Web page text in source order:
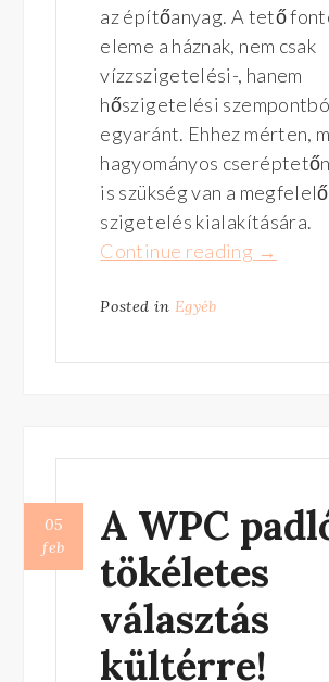
az építőanyag. A tető
eleme a háznak, nem csak
vízzszigetelési-, hanem
hőszigetelési
egyaránt. Ehhez mérten,
hagyományos
is szükség van a megfelelő
szigetelés kialakítására.
Continue reading “Kedvező
→
Posted in Egyéb
A WPC
tökéletes
választás
kültérre!
05
feb